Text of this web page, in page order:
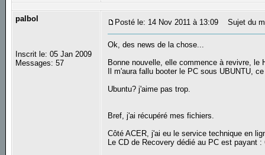
palbol
Inscrit le: 05 Jan 2009
Messages: 57
Posté le: 14 Nov 2011 à 13:09 Sujet du
Ok, des news de la chose...
Bonne nouvelle, elle commence à revivre, le
Il m'aura fallu booter le PC sous UBUNTU,
Ubuntu? j'aime pas trop.
Bref, j'ai récupéré mes fichiers.
Côté ACER, j'ai eu le service technique en
Le CD de Recovery dédié au PC est payant :